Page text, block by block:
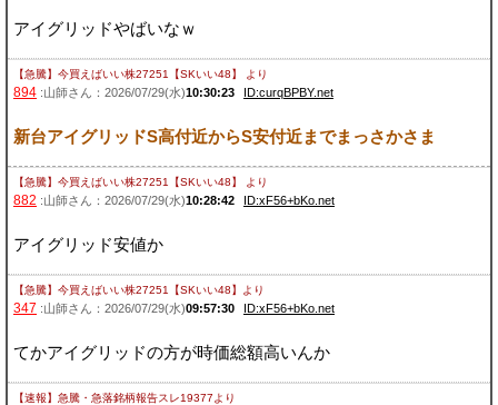
アイグリッドやばいなｗ
【急騰】今買えばいい株27251【SKいい48】 より
894 :山師さん：2026/07/29(水)10:30:23 ID:curqBPBY.net
新台アイグリッドS高付近からS安付近までまっさかさま
【急騰】今買えばいい株27251【SKいい48】 より
882 :山師さん：2026/07/29(水)10:28:42 ID:xF56+bKo.net
アイグリッド安値か
【急騰】今買えばいい株27251【SKいい48】 より
347 :山師さん：2026/07/29(水)09:57:30 ID:xF56+bKo.net
てかアイグリッドの方が時価総額高いんか
【速報】急騰・急落銘柄報告スレ19377 より